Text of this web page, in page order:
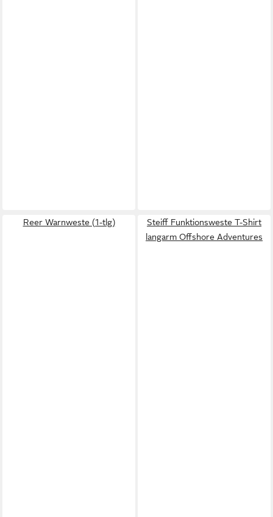
Reer Warnweste (1-tlg)
Steiff Funktionsweste T-Shirt
langarm Offshore Adventures